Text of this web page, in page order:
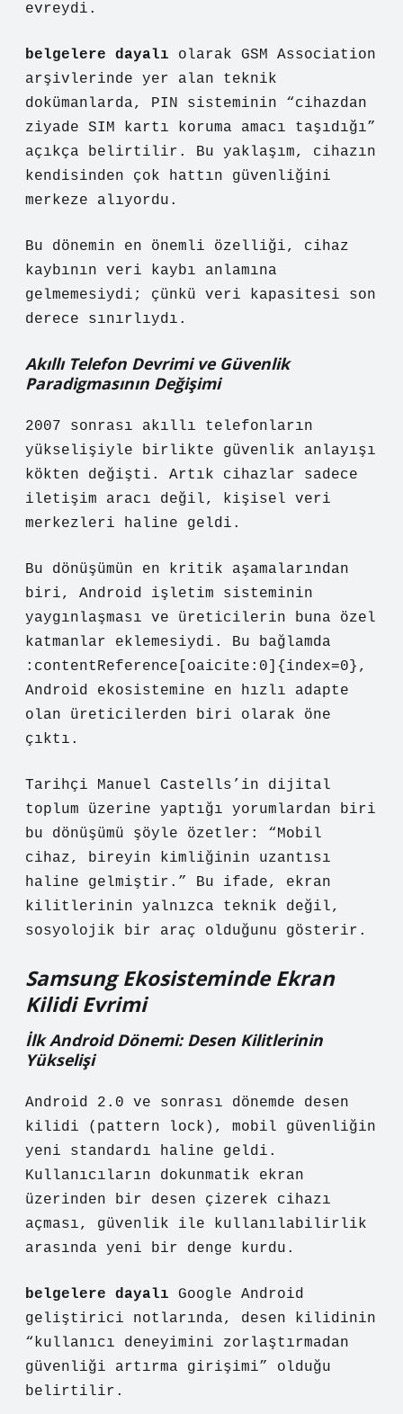
evreydi.
belgelere dayalı olarak GSM Association
arşivlerinde yer alan teknik
dokümanlarda, PIN sisteminin “cihazdan
ziyade SIM kartı koruma amacı taşıdığı”
açıkça belirtilir. Bu yaklaşım, cihazın
kendisinden çok hattın güvenliğini
merkeze alıyordu.
Bu dönemin en önemli özelliği, cihaz
kaybının veri kaybı anlamına
gelmemesiydi; çünkü veri kapasitesi son
derece sınırlıydı.
Akıllı Telefon Devrimi ve Güvenlik
Paradigmasının Değişimi
2007 sonrası akıllı telefonların
yükselişiyle birlikte güvenlik anlayışı
kökten değişti. Artık cihazlar sadece
iletişim aracı değil, kişisel veri
merkezleri haline geldi.
Bu dönüşümün en kritik aşamalarından
biri, Android işletim sisteminin
yaygınlaşması ve üreticilerin buna özel
katmanlar eklemesiydi. Bu bağlamda
:contentReference[oaicite:0]{index=0},
Android ekosistemine en hızlı adapte
olan üreticilerden biri olarak öne
çıktı.
Tarihçi Manuel Castells’in dijital
toplum üzerine yaptığı yorumlardan biri
bu dönüşümü şöyle özetler: “Mobil
cihaz, bireyin kimliğinin uzantısı
haline gelmiştir.” Bu ifade, ekran
kilitlerinin yalnızca teknik değil,
sosyolojik bir araç olduğunu gösterir.
Samsung Ekosisteminde Ekran
Kilidi Evrimi
İlk Android Dönemi: Desen Kilitlerinin
Yükselişi
Android 2.0 ve sonrası dönemde desen
kilidi (pattern lock), mobil güvenliğin
yeni standardı haline geldi.
Kullanıcıların dokunmatik ekran
üzerinden bir desen çizerek cihazı
açması, güvenlik ile kullanılabilirlik
arasında yeni bir denge kurdu.
belgelere dayalı Google Android
geliştirici notlarında, desen kilidinin
“kullanıcı deneyimini zorlaştırmadan
güvenliği artırma girişimi” olduğu
belirtilir.